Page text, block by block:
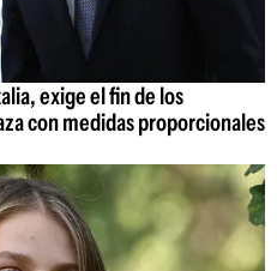
exige el fin de los
con medidas proporcionales